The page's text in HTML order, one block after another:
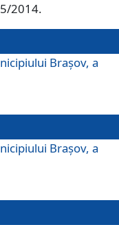
2014.
Braşov, a
Braşov, a